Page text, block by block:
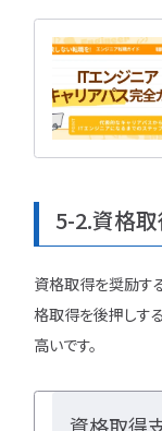
5-2.資格取
資格取得を奨励す
格取得を後押しす
高いです。